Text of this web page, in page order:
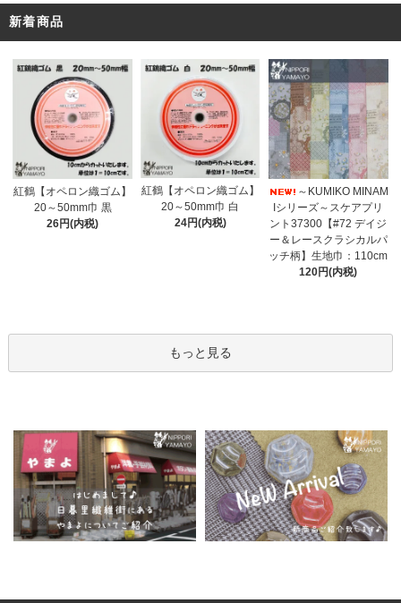
新着商品
紅鶴【オペロン織ゴム】
20～50mm巾 黒
26円(内税)
紅鶴【オペロン織ゴム】
20～50mm巾 白
24円(内税)
～KUMIKO MINAM
Iシリーズ～スケアプリ
ント37300【#72 デイジ
ー＆レースクラシカルパ
ッチ柄】生地巾：110cm
120円(内税)
もっと見る